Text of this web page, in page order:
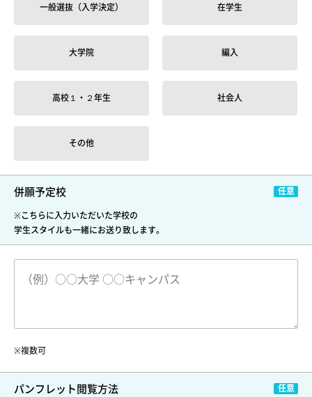
一般選抜（入学決定） 在学生
大学院 編入
高校１・２年生 社会人
その他
併願予定校
※こちらに入力いただいた学校の
学生スタイルも一緒にお送り致します。
※複数可
パンフレット閲覧方法